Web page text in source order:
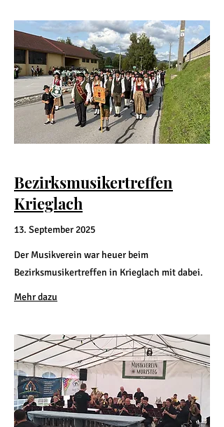
Bezirksmusikertreffen
Krieglach
13. September 2025
Der Musikverein war heuer beim
Bezirksmusikertreffen in Krieglach mit dabei.
Mehr dazu